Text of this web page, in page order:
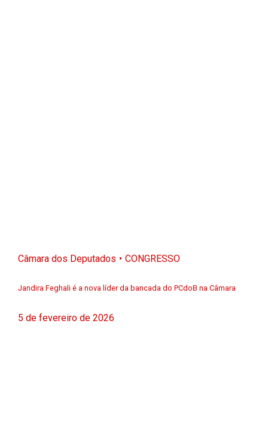
Câmara dos Deputados CONGRESSO
Jandira Feghali é a nova líder da bancada do PCdoB na Câmara
5 de fevereiro de 2026